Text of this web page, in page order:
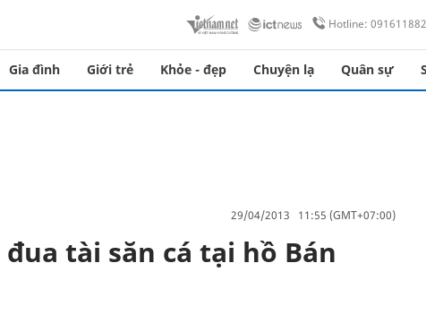
Hotline:
Gia đình Giới trẻ Khỏe - đẹp Chuyện lạ Quân sự
29/04/2013 11:55 (GMT+07:00)
tài săn cá tại hồ Bán